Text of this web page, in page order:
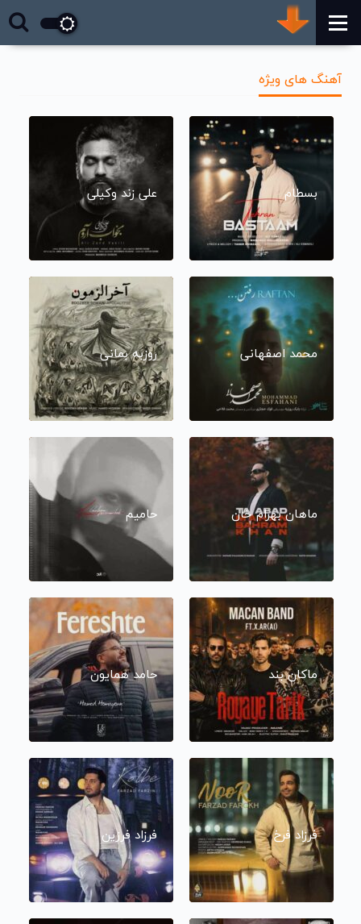
آهنگ های ویژه
بسطام علی زند وکیلی
محمد اصفهانی روزبه بمانی
ماهان بهرام خان حامیم
ماکان بند حامد همایون
فرزاد فرخ فرزاد فرزین